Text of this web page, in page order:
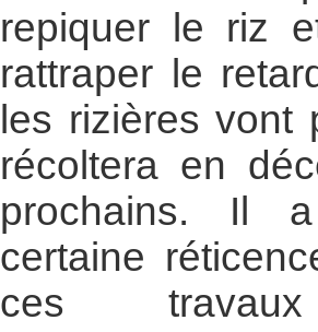
repiquer le riz
rattraper le
les rizières vont
récoltera en
prochains. Il
certaine
ces travaux